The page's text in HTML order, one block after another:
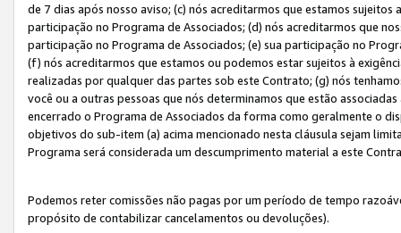
de 7 dias após nosso aviso; (c) nós acreditarmos que estamos
participação no Programa de Associados; (d) nós acreditarmos que
participação no Programa de Associados; (e) sua participação no
(f) nós acreditarmos que estamos ou podemos estar sujeitos à
realizadas por qualquer das partes sob este Contrato; (g) nós
você ou a outras pessoas que nós determinamos que estão
encerrado o Programa de Associados da forma como geralmente o
objetivos do sub-item (a) acima mencionado nesta cláusula sejam
Programa será considerada um descumprimento material a este
Podemos reter comissões não pagas por um período de tempo
propósito de contabilizar cancelamentos ou devoluções).